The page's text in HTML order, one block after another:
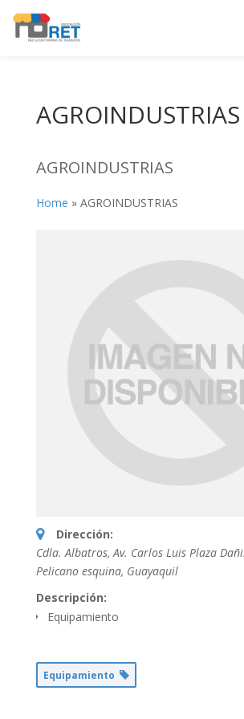
AGROINDUSTRIAS
AGROINDUSTRIAS
Home » AGROINDUSTRIAS
Dirección:
Cdla. Albatros, Av. Carlos Luis Plaza
Pelicano esquina, Guayaquil
Descripción:
Equipamiento
Equipamiento